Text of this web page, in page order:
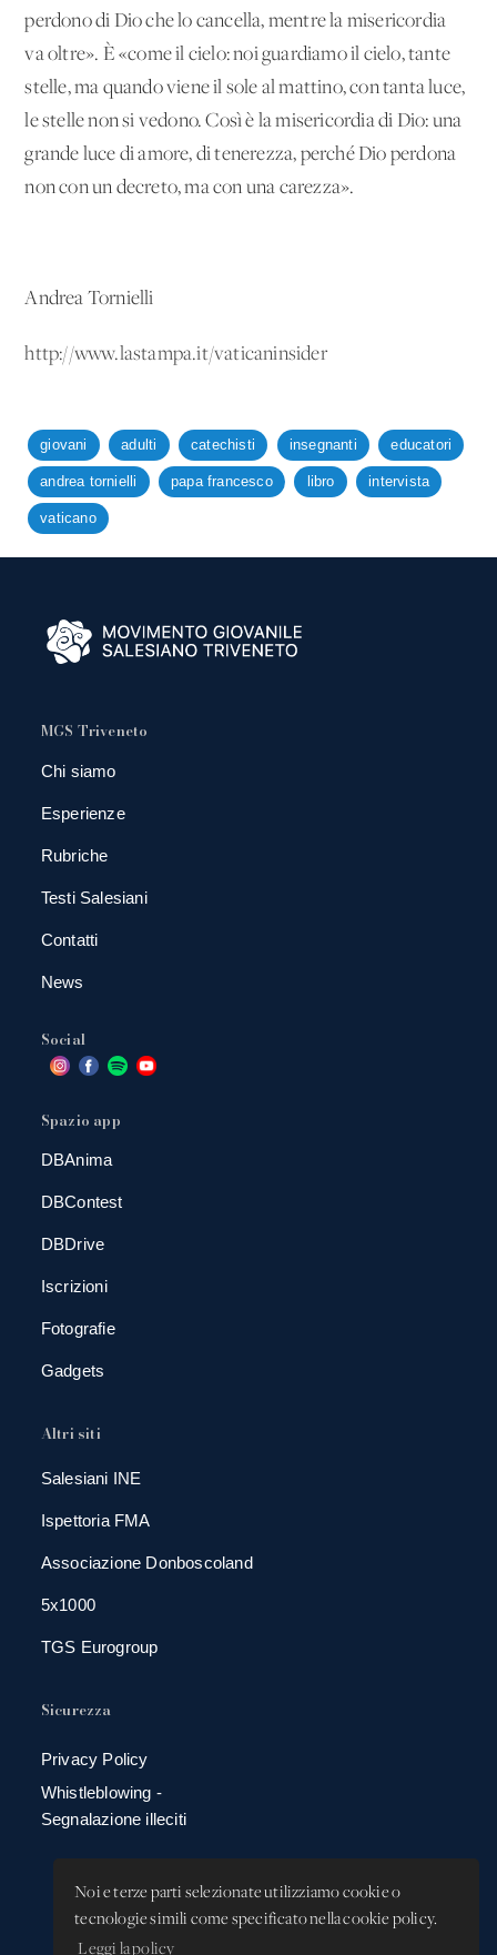
Noi e terze parti selezionate utilizziamo cookie o
tecnologie simili come specificato nella cookie policy.
Leggi la policy
perdono di Dio che lo cancella, mentre la misericordia
va oltre». È «come il cielo: noi guardiamo il cielo, tante
stelle, ma quando viene il sole al mattino, con tanta luce,
le stelle non si vedono. Così è la misericordia di Dio: una
grande luce di amore, di tenerezza, perché Dio perdona
non con un decreto, ma con una carezza».
Andrea Tornielli
http://www.lastampa.it/vaticaninsider
giovani adulti catechisti insegnanti educatori
andrea tornielli papa francesco libro intervista
vaticano
MGS Triveneto
Chi siamo
Esperienze
Rubriche
Testi Salesiani
Contatti
News
Social
Spazio app
DBAnima
DBContest
DBDrive
Iscrizioni
Fotografie
Gadgets
Altri siti
Salesiani INE
Ispettoria FMA
Associazione Donboscoland
5x1000
TGS Eurogroup
Sicurezza
Privacy Policy
Whistleblowing -
Segnalazione illeciti